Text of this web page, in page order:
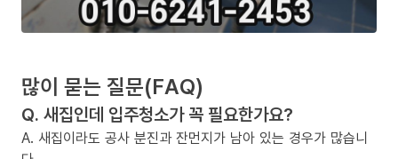
많이 묻는 질문(FAQ)
Q. 새집인데 입주청소가 꼭 필요한가요?
A. 새집이라도 공사 분진과 잔먼지가 남아 있는 경우가 많습니